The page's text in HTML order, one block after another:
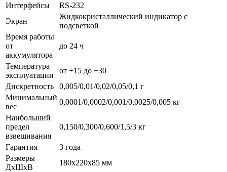
Интерфейсы
RS-232
Экран
Жидкокристаллический индикатор с
подсветкой
Время работы
от
аккумулятора
до 24 ч
Температура
эксплуатации
от +15 до +30
Дискретность
0,005/0,01/0,02/0,05/0,1 г
Минимальный
вес
0,0001/0,0002/0,001/0,0025/0,005 кг
Наибольший
предел
взвешивания
0,150/0,300/0,600/1,5/3 кг
Гарантия
3 года
Размеры
ДхШхВ
180х220х85 мм